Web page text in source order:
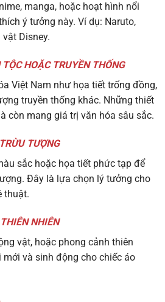
manga, hoặc hoạt hình nổi
ý tưởng này. Ví dụ: Naruto,
Disney.
HOẶC TRUYỀN THỐNG
Việt Nam như họa tiết trống đồng,
truyền thống khác. Những thiết
còn mang giá trị văn hóa sâu sắc.
TƯỢNG
sắc hoặc họa tiết phức tạp để
Đây là lựa chọn lý tưởng cho
thuật.
NHIÊN
vật, hoặc phong cảnh thiên
và sinh động cho chiếc áo